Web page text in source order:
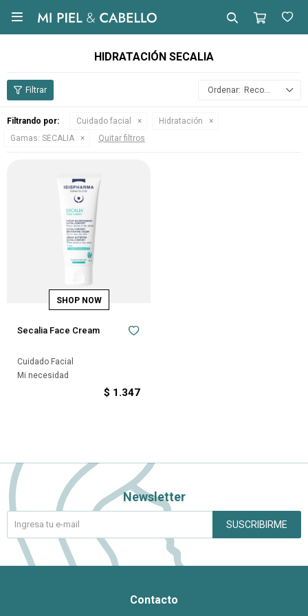

HIDRATACIÓN SECALIA
Recomendados
Filtrando por: Cuidado facial
Hidratación
Gamas: SECALIA Quitar filtros
Secalia Face Cream
Cuidado Facial
Mi necesidad
$ 1.347
Contacto
Newsletter
SUSCRIBIRME